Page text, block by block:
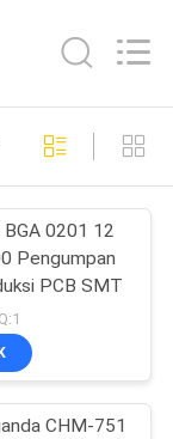
0201 12
Pengumpan
PCB SMT
CHM-751